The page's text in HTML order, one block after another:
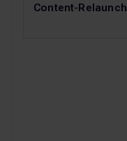
Content-Relaunch